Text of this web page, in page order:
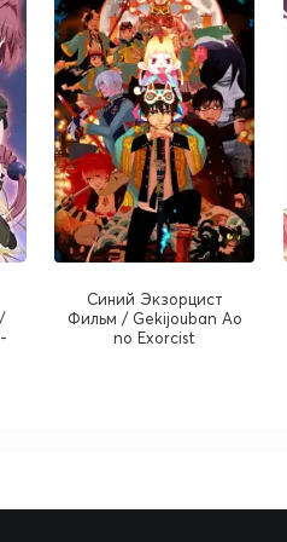
Синий Экзорцист
Фильм / Gekijouban Ao
no Exorcist